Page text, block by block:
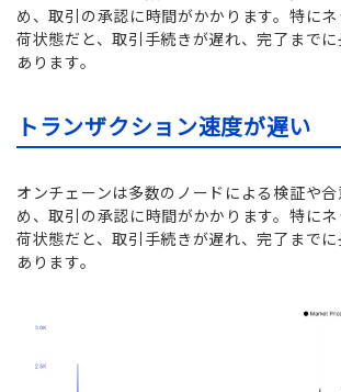
め、取引の承認に時間がかかります。特に
荷状態だと、取引手続きが遅れ、完了まで
あります。
トランザクション速度が遅い
オンチェーンは多数のノードによる検証や
め、取引の承認に時間がかかります。特に
荷状態だと、取引手続きが遅れ、完了まで
あります。